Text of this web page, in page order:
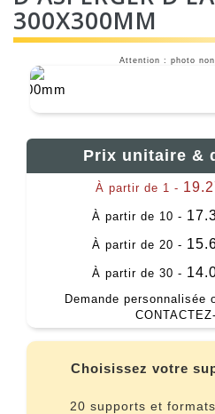
300X300MM
Attention : photo
Prix unitaire &
À partir de 1 -
À partir de 10 -
À partir de 20 -
À partir de 30 -
Demande personnalisée
Choisissez votre
20 supports et